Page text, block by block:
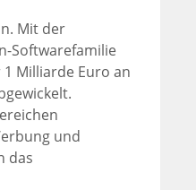
Mit der
Softwarefamilie
1 Milliarde Euro an
und
das